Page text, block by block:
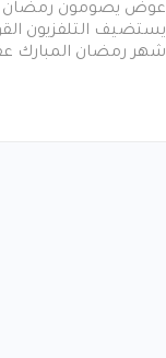
عوض يصومون رمضان
يستضيف التلفزيون
شهر رمضان المبارك